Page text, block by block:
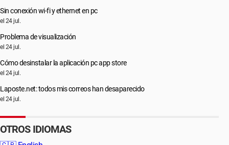
Sin conexión wi-fi y ethernet en pc
el 24 jul.
Problema de visualización
el 24 jul.
Cómo desinstalar la aplicación pc app store
el 24 jul.
Laposte.net: todos mis correos han desaparecido
el 24 jul.
OTROS IDIOMAS